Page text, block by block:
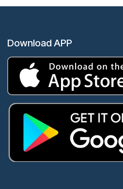
Download APP